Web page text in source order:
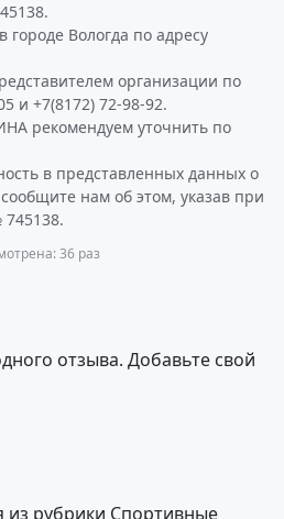
Вологда по адресу
организации по
и +7(8172) 72-98-92.
рекомендуем уточнить по
в представленных данных о
нам об этом, указав при
36 раз
отзыва. Добавьте свой
рубрики Спортивные